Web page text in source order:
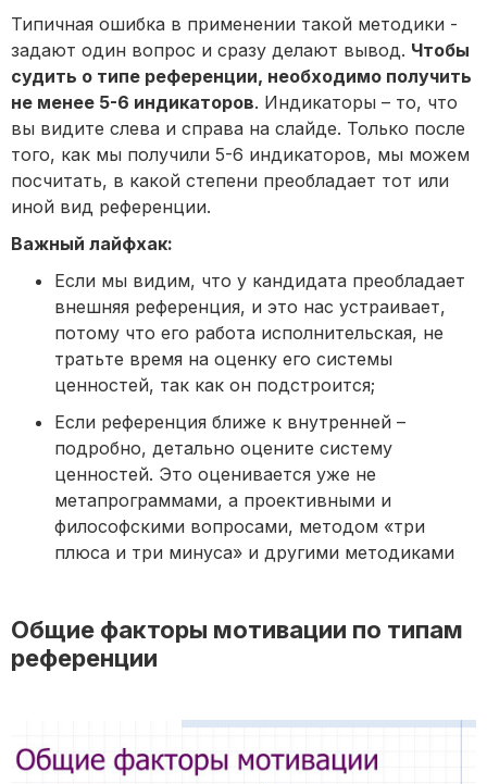
Типичная ошибка в применении такой методики -
задают один вопрос и сразу делают вывод. Чтобы
судить о типе референции, необходимо получить
не менее 5-6 индикаторов. Индикаторы – то, что
вы видите слева и справа на слайде. Только после
того, как мы получили 5-6 индикаторов, мы можем
посчитать, в какой степени преобладает тот или
иной вид референции.
Важный лайфхак:
Если мы видим, что у кандидата преобладает
внешняя референция, и это нас устраивает,
потому что его работа исполнительская, не
тратьте время на оценку его системы
ценностей, так как он подстроится;
Если референция ближе к внутренней –
подробно, детально оцените систему
ценностей. Это оценивается уже не
метапрограммами, а проективными и
философскими вопросами, методом «три
плюса и три минуса» и другими методиками
Общие факторы мотивации по типам
референции